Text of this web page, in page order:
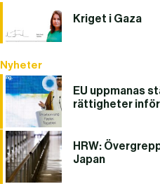
Kriget i Gaza
Nyheter
EU uppmanas
rättigheter
HRW:
Japan